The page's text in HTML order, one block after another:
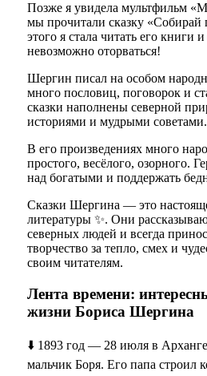
Позже я увидела мультфильм
мы прочитали сказку
этого я стала читать его книги
невозможно оторваться!
Шергин писал на особом
много пословиц, поговорок и
сказки наполнены северной
историями и мудрыми советами.
В его произведениях много
простого, весёлого, озорного.
над богатыми и поддержать
Сказки Шергина — это
литературы ✨. Они
северных людей и всегда
творчество за тепло, смех и
своим читателям.
Лента времени:
жизни Бориса Шергина
⬇️ 1893 год — 28 июля в
мальчик Боря. Его папа строил